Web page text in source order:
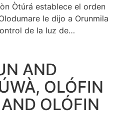
Òtúrá establece el orden
le dijo a Orunmila
de la luz de…
AND
OLÓFIN
OLÓFIN